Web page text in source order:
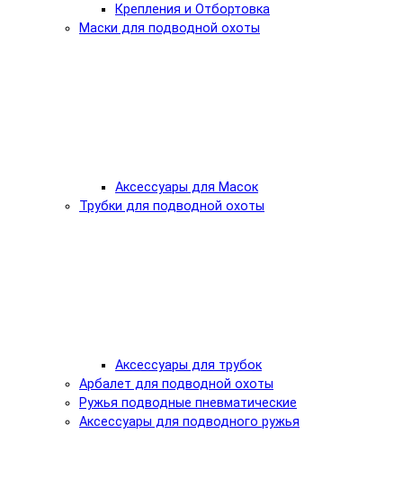
Крепления и Отбортовка
Маски для подводной охоты
Аксессуары для Масок
Трубки для подводной охоты
Аксессуары для трубок
Арбалет для подводной охоты
Ружья подводные пневматические
Аксессуары для подводного ружья